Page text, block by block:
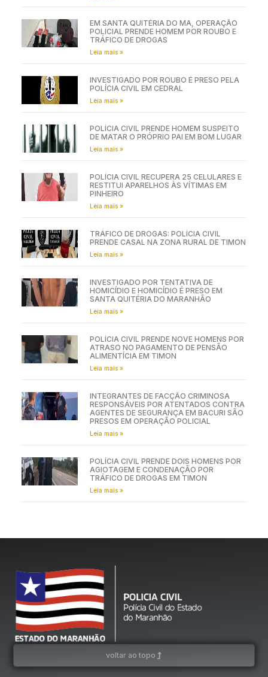
EM SANTA QUITÉRIA DO MA, OPERAÇÃO
POLICIAL PRENDE HOMEM POR ROUBO E
TRÁFICO DE DROGAS
Leia mais »
INVESTIGADO POR ROUBO É PRESO PELA
POLÍCIA CIVIL EM CEDRAL
Leia mais »
POLÍCIA CIVIL PRENDE HOMEM SUSPEITO
DE MATAR O PRÓPRIO PAI EM BOM LUGAR
Leia mais »
POLÍCIA CIVIL RECUPERA 25 CELULARES E
RESTITUI APARELHOS ÀS VÍTIMAS EM
PINHEIRO
Leia mais »
TRÁFICO DE DROGAS: POLÍCIA CIVIL
PRENDE CASAL NA ZONA RURAL DE TIMON
Leia mais »
INVESTIGADO POR TENTATIVA DE
HOMICÍDIO E HOMICÍDIO É PRESO EM
SANTA QUITÉRIA DO MARANHÃO
Leia mais »
POLÍCIA CIVIL PRENDE NOVE HOMENS POR
ATRASO NO PAGAMENTO DE PENSÃO
ALIMENTÍCIA EM TIMON
Leia mais »
INTEGRANTES DE FACÇÃO CRIMINOSA
RESPONSÁVEIS POR ATENTADOS CONTRA
AGENTES DE SEGURANÇA EM BACURI SÃO
PRESOS EM OPERAÇÃO POLICIAL
Leia mais »
POLÍCIA CIVIL PRENDE DOIS HOMENS POR
AGIOTAGEM E CONDENAÇÃO POR
TRÁFICO DE DROGAS EM TIMON
Leia mais »
voltar ao topo